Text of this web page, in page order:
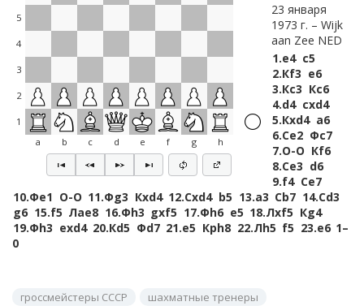
5
4
3
2
1
a
b c d e f g h
23 января
1973 г.
Wijk
aan Zee NED
1.e4 c5
2.Кf3 e6
3.Кc3 Кc6
4.d4 cxd4
5.Кxd4 a6
6.Сe2 Фc7
7.O-O Кf6
8.Сe3 d6
9.f4 Сe7
10.Фe1 O-O 11.Фg3 Кxd4 12.Сxd4 b5 13.a3 Сb7 14.Сd3
g6 15.f5 Лae8 16.Фh3 gxf5 17.Фh6 e5 18.Лxf5 Кg4
19.Фh3 exd4 20.Кd5 Фd7 21.e5 Крh8 22.Лh5 f5 23.e6 1–
0
гроссмейстеры СССР
шахматные тренеры